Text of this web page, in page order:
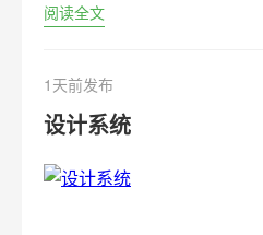
阅读全文
1天前发布
设计系统